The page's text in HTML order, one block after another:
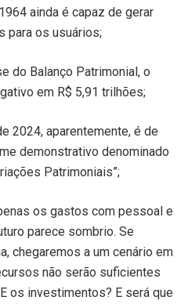
ainda é capaz de gerar
para os usuários;
do Balanço Patrimonial, o
em R$ 5,91 trilhões;
2024, aparentemente, é de
demonstrativo denominado
Patrimoniais”;
os gastos com pessoal e
parece sombrio. Se
chegaremos a um cenário em
não serão suficientes
os investimentos? E será que